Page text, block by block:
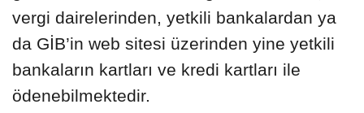
vergi dairelerinden, yetkili bankalardan ya
da GİB’in web sitesi üzerinden yine yetkili
bankaların kartları ve kredi kartları ile
ödenebilmektedir.